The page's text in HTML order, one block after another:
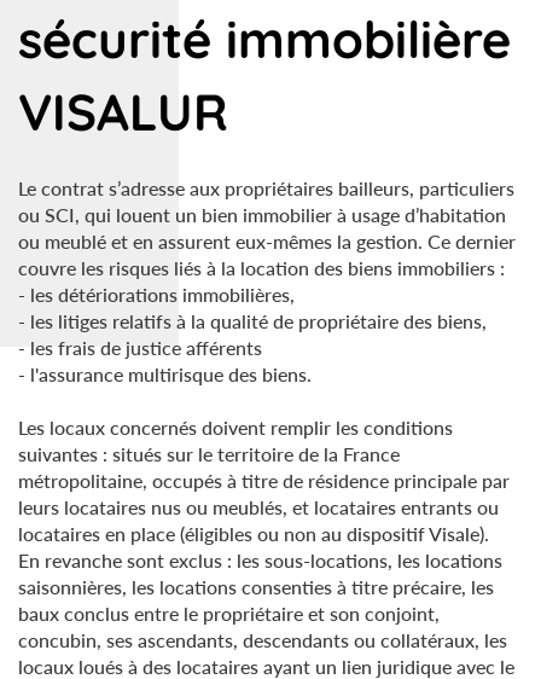
sécurité immobilière
VISALUR
Le contrat s’adresse aux propriétaires bailleurs, particuliers
ou SCI, qui louent un bien immobilier à usage d’habitation
ou meublé et en assurent eux-mêmes la gestion. Ce dernier
couvre les risques liés à la location des biens immobiliers :
- les détériorations immobilières,
- les litiges relatifs à la qualité de propriétaire des biens,
- les frais de justice afférents
- l'assurance multirisque des biens.
Les locaux concernés doivent remplir les conditions
suivantes : situés sur le territoire de la France
métropolitaine, occupés à titre de résidence principale par
leurs locataires nus ou meublés, et locataires entrants ou
locataires en place (éligibles ou non au dispositif Visale).
En revanche sont exclus : les sous-locations, les locations
saisonnières, les locations consenties à titre précaire, les
baux conclus entre le propriétaire et son conjoint,
concubin, ses ascendants, descendants ou collatéraux, les
locaux loués à des locataires ayant un lien juridique avec le